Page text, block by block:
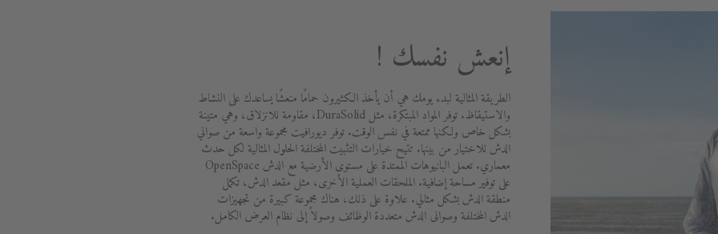
إنعش نفسك !
الطريقة المثالية لبدء يومك هي أن يأخذ الكثيرون حمامًا منعشًا يساعدك على النشاط
والاستيقاظ. توفر المواد المبتكرة، مثل DuraSolid، مقاومة للانزلاق، وهي متينة
بشكل خاص ولكنها ممتعة في نفس الوقت. توفر ديورافيت مجموعة واسعة من صواني
الدش للاختيار من بينها. تتيح خيارات التثبيت المختلفة الحلول المثالية لكل حدث
معماري. تعمل البانيوهات الممتدة على مستوى الأرضية مع الدش OpenSpace
على توفير مساحة إضافية. الملحقات العملية الأخرى، مثل مقعد الدش، تكمل
منطقة الدش بشكل مثالي. علاوة على ذلك، هناك مجموعة كبيرة من تجهيزات
الدش المختلفة وصوانى الدش متعددة الوظائف وصولاً إلى نظام العرض الكامل.